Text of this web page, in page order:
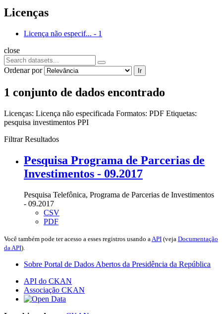
Licenças
Licença não especif... - 1
close
Ordenar por Ir
1 conjunto de dados encontrado
Licenças: Licença não especificada Formatos: PDF Etiquetas:
pesquisa investimentos PPI
Filtrar Resultados
Pesquisa Programa de Parcerias de
Investimentos - 09.2017
Pesquisa Telefônica, Programa de Parcerias de Investimentos
- 09.2017
CSV
PDF
Você também pode ter acesso a esses registros usando a API (veja Documentação
da API).
Sobre Portal de Dados Abertos da Presidência da República
API do CKAN
Associação CKAN